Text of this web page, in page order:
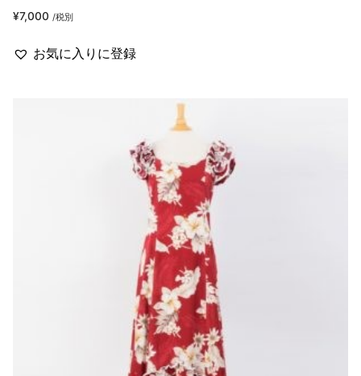
¥7,000 /税別
お気に入りに登録